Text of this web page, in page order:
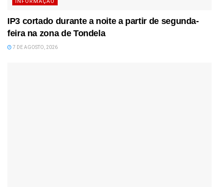
IP3 cortado durante a noite a partir de segunda-
feira na zona de Tondela
7 DE AGOSTO, 2026